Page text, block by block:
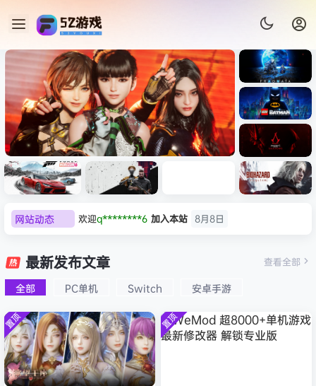
+修改器打包下载 解压即玩
《识质存
在/PRAG
MATA》
免安装中
文版
《乐高蝙
蝠侠：黑
暗骑士之
Dark
Creed
拟机
速：地平
线
6（Forza
Horizon
6）免安装
中文版
心/Atomi
c
Heart》
文版
n Desert
HYPERVI
SOR）免
安装中文
版
9：安魂
Requiem
）免安装
中文版
网站动态
大**颠 签到获取 64 点积分 8月8日
欢迎 我*的
欢迎D****Z
欢迎有*酱 加入本站
8月7日
欢迎Q*H 加入本站
8月6日
欢迎e******i 加入本站 8月6日
普洱 签到获取 39
欢迎普洱 加入本站
最新发布文章
全部 PC单机 Switch 安卓手游
查看全部
置顶 置顶